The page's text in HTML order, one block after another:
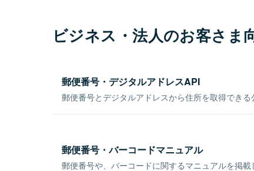
ビジネス・法人のお客さま
郵便番号・デジタルアドレスAPI
郵便番号とデジタルアドレスから住所を取得できる
郵便番号・バーコードマニュアル
郵便番号や、バーコードに関するマニュアルを掲載